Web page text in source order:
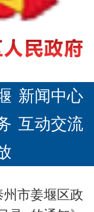
新闻中心
互动交流
州市姜堰区政